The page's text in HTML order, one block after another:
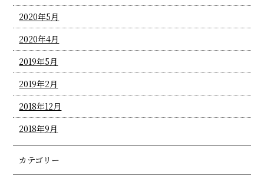
2020年5月
2020年4月
2019年5月
2019年2月
2018年12月
2018年9月
カテゴリー